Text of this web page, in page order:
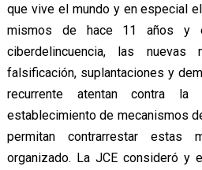
que vive el mundo y en especial
mismos de hace 11 años y
ciberdelincuencia, las nuevas
falsificación, suplantaciones y
recurrente atentan contra la
establecimiento de mecanismos
permitan contrarrestar estas
organizado. La JCE consideró y